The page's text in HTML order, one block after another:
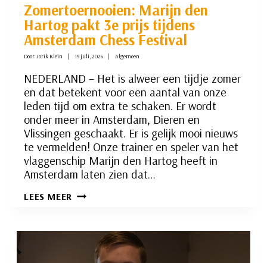
Zomertoernooien: Marijn den
Hartog pakt 3e prijs tijdens
Amsterdam Chess Festival
Door Jorik Klein 19 juli, 2026 Algemeen
NEDERLAND – Het is alweer een tijdje zomer
en dat betekent voor een aantal van onze
leden tijd om extra te schaken. Er wordt
onder meer in Amsterdam, Dieren en
Vlissingen geschaakt. Er is gelijk mooi nieuws
te vermelden! Onze trainer en speler van het
vlaggenschip Marijn den Hartog heeft in
Amsterdam laten zien dat…
LEES MEER ZOMERTOERNOOIEN:
PRIJS